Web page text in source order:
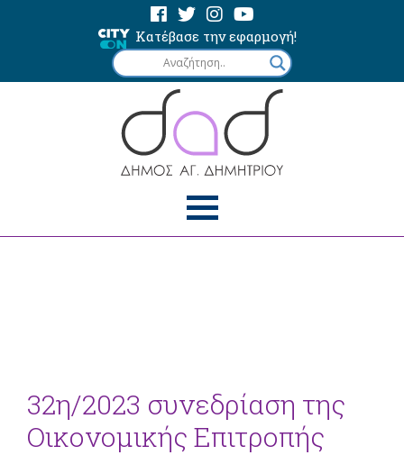
Κατέβασε την εφαρμογή!
32η/2023 συνεδρίαση της
Οικονομικής Επιτροπής